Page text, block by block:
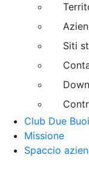
Siti
Club Due Buoi
Missione
Spaccio